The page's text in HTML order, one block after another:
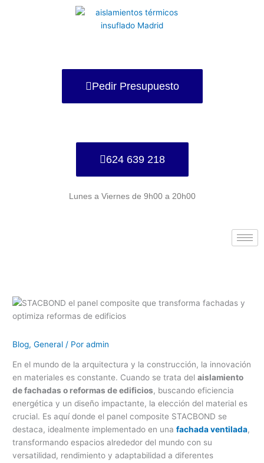
Pedir Presupuesto
624 639 218
Lunes a Viernes de 9h00 a 20h00
Blog,General / Poradmin
En el mundo de la arquitectura y la construcción, la innovación
en materiales es constante. Cuando se trata delaislamiento
de fachadas o reformas de edificios, buscando eficiencia
energética y un diseño impactante, la elección del material es
crucial. Es aquí donde el panel composite STACBOND se
destaca, idealmente implementado en unafachada ventilada,
transformando espacios alrededor del mundo con su
versatilidad, rendimiento y adaptabilidad a diferentes